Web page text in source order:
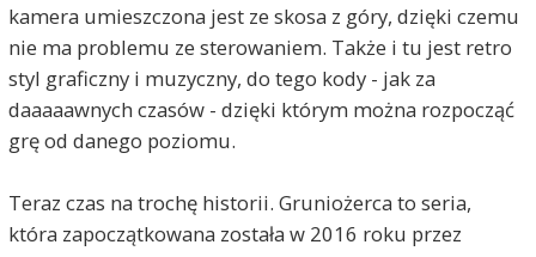
kamera umieszczona jest ze skosa z góry, dzięki czemu
nie ma problemu ze sterowaniem. Także i tu jest retro
styl graficzny i muzyczny, do tego kody - jak za
daaaaawnych czasów - dzięki którym można rozpocząć
grę od danego poziomu.
Teraz czas na trochę historii. Gruniożerca to seria,
która zapoczątkowana została w 2016 roku przez